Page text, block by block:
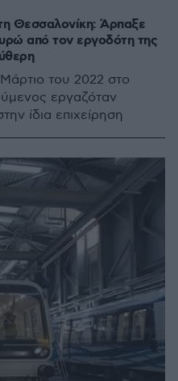
Θεσσαλονίκη: Άρπαξε
από τον εργοδότη της
του 2022 στο
εργαζόταν
ίδια επιχείρηση